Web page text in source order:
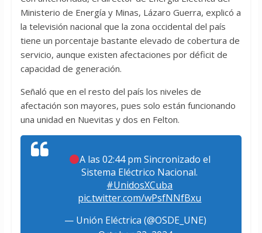
Ministerio de Energía y Minas, Lázaro Guerra, explicó a
la televisión nacional que la zona occidental del país
tiene un porcentaje bastante elevado de cobertura de
servicio, aunque existen afectaciones por déficit de
capacidad de generación.
Señaló que en el resto del país los niveles de
afectación son mayores, pues solo están funcionando
una unidad en Nuevitas y dos en Felton.
A las 02:44 pm Sincronizado el
Sistema Eléctrico Nacional.
#UnidosXCuba
pic.twitter.com/wPsfNNfBxu
— Unión Eléctrica (@OSDE_UNE)